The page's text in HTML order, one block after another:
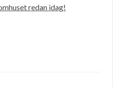
redan idag!